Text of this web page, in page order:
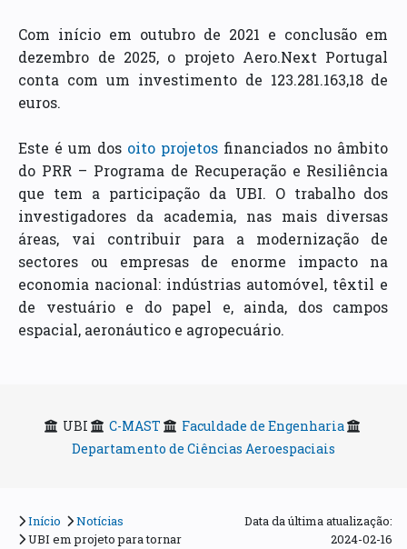
Com início em outubro de 2021 e conclusão em
dezembro de 2025, o projeto Aero.Next Portugal
conta com um investimento de 123.281.163,18 de
euros.
Este é um dos oito projetos financiados no âmbito
do PRR – Programa de Recuperação e Resiliência
que tem a participação da UBI. O trabalho dos
investigadores da academia, nas mais diversas
áreas, vai contribuir para a modernização de
sectores ou empresas de enorme impacto na
economia nacional: indústrias automóvel, têxtil e
de vestuário e do papel e, ainda, dos campos
espacial, aeronáutico e agropecuário.
UBI C-MAST
Faculdade de Engenharia
Departamento de Ciências Aeroespaciais
Início
Notícias
UBI em projeto para tornar
Data da última atualização:
2024-02-16